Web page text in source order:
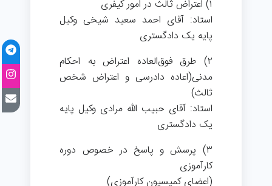
۱) اعتراض ثالث در امور کیفری
استاد: آقای احمد سعید شیخی وکیل
پایه یک دادگستری
۲) طرق فوق‌العاده اعتراض به احکام
مدنی(اعاده دادرسی و اعتراض شخص
ثالث)
استاد: آقای حبیب الله مرادی وکیل پایه
یک دادگستری
۳) پرسش و پاسخ در خصوص دوره
کارآموزی
(اعضای کمیسیون کارآموزی)